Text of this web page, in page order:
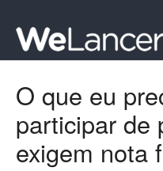
O que eu
participar de
exigem nota